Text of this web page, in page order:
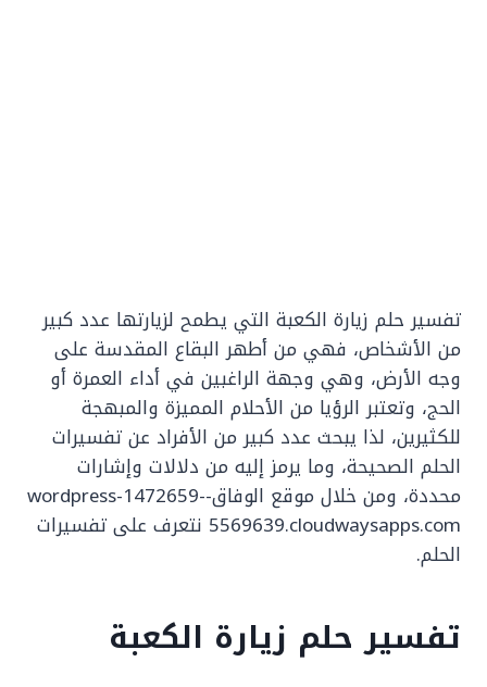
تفسير حلم زيارة الكعبة التي يطمح لزيارتها عدد كبير
من الأشخاص، فهي من أطهر البقاع المقدسة على
وجه الأرض، وهي وجهة الراغبين في أداء العمرة أو
الحج، وتعتبر الرؤيا من الأحلام المميزة والمبهجة
للكثيرين، لذا يبحث عدد كبير من الأفراد عن تفسيرات
الحلم الصحيحة، وما يرمز إليه من دلالات وإشارات
محددة، ومن خلال موقع الوفاق-wordpress-1472659-
5569639.cloudwaysapps.com نتعرف على تفسيرات
الحلم.
تفسير حلم زيارة الكعبة